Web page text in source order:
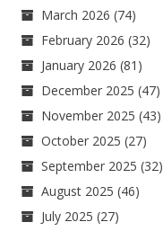
March 2026 (74)
February 2026 (32)
January 2026 (81)
December 2025 (47)
November 2025 (43)
October 2025 (27)
September 2025 (32)
August 2025 (46)
July 2025 (27)